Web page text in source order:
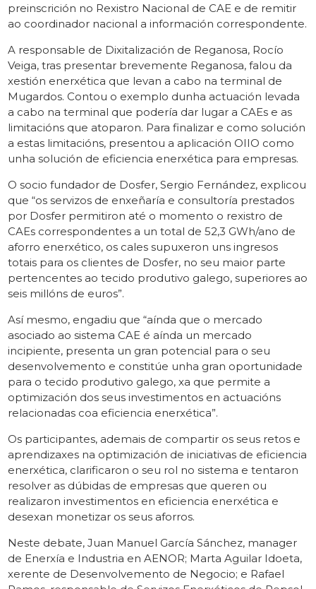
preinscrición no Rexistro Nacional de CAE e de remitir
ao coordinador nacional a información correspondente.
A responsable de Dixitalización de Reganosa, Rocío
Veiga, tras presentar brevemente Reganosa, falou da
xestión enerxética que levan a cabo na terminal de
Mugardos. Contou o exemplo dunha actuación levada
a cabo na terminal que podería dar lugar a CAEs e as
limitacións que atoparon. Para finalizar e como solución
a estas limitacións, presentou a aplicación OIIO como
unha solución de eficiencia enerxética para empresas.
O socio fundador de Dosfer, Sergio Fernández, explicou
que “os servizos de enxeñaría e consultoría prestados
por Dosfer permitiron até o momento o rexistro de
CAEs correspondentes a un total de 52,3 GWh/ano de
aforro enerxético, os cales supuxeron uns ingresos
totais para os clientes de Dosfer, no seu maior parte
pertencentes ao tecido produtivo galego, superiores ao
seis millóns de euros”.
Así mesmo, engadiu que “aínda que o mercado
asociado ao sistema CAE é aínda un mercado
incipiente, presenta un gran potencial para o seu
desenvolvemento e constitúe unha gran oportunidade
para o tecido produtivo galego, xa que permite a
optimización dos seus investimentos en actuacións
relacionadas coa eficiencia enerxética”.
Os participantes, ademais de compartir os seus retos e
aprendizaxes na optimización de iniciativas de eficiencia
enerxética, clarificaron o seu rol no sistema e tentaron
resolver as dúbidas de empresas que queren ou
realizaron investimentos en eficiencia enerxética e
desexan monetizar os seus aforros.
Neste debate, Juan Manuel García Sánchez, manager
de Enerxía e Industria en AENOR; Marta Aguilar Idoeta,
xerente de Desenvolvemento de Negocio; e Rafael